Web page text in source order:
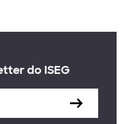
do ISEG